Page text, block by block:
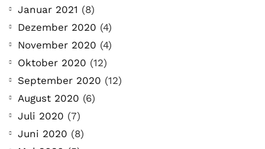
Januar 2021 (8)
Dezember 2020 (4)
November 2020 (4)
Oktober 2020 (12)
September 2020 (12)
August 2020 (6)
Juli 2020 (7)
Juni 2020 (8)